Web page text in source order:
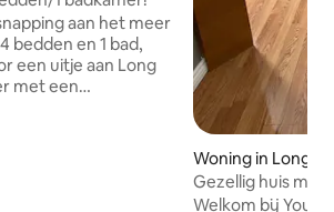
aan het meer
bedden en 1 bad,
een uitje aan Long
met een
Woning in Longlac
Gezellig huis met
Welkom bij Your